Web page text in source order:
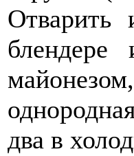
Отварить
два в